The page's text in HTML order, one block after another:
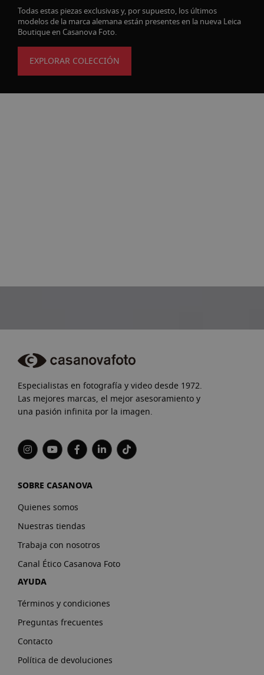
Todas estas piezas exclusivas y, por supuesto, los últimos
modelos de la marca alemana están presentes en la nueva Leica
Boutique en Casanova Foto.
EXPLORAR COLECCIÓN
CASANOVA VIAJES
Viajes pensados por y para fotógrafos.
Consulta nuestra programación.
Saber más
Especialistas en fotografía y video desde 1972.
Las mejores marcas, el mejor asesoramiento y
una pasión infinita por la imagen.
SOBRE CASANOVA
Quienes somos
Nuestras tiendas
Trabaja con nosotros
Canal Ético Casanova Foto
AYUDA
Términos y condiciones
Preguntas frecuentes
Contacto
Política de devoluciones